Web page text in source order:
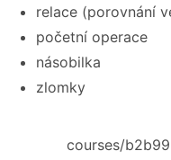
relace (porovnání
početní operace
násobilka
zlomky
courses/